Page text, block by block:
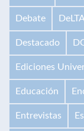
Debate
Destacado
Ediciones
Educación
Entrevistas